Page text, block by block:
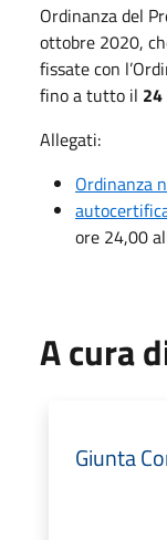
Ordinanza del
ottobre 2020,
fissate con
fino a tutto il
Allegati:
Ordinanza
ore 24,00
A cura
Giunta